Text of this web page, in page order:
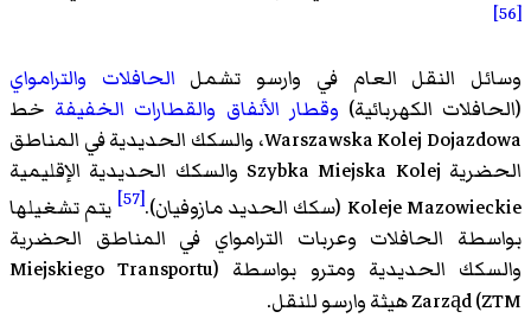
[56]
وسائل النقل العام في وارسو تشمل الحافلات والترامواي
(الحافلات الكهربائية) وقطار الأنفاق والقطارات الخفيفة خط
Warszawska Kolej Dojazdowa، والسكك الحديدية في المناطق
الحضرية Szybka Miejska Kolej والسكك الحديدية الإقليمية
Koleje Mazowieckie (سكك الحديد مازوفيان).
[57]
يتم تشغيلها
بواسطة الحافلات وعربات الترامواي في المناطق الحضرية
والسكك الحديدية ومترو بواسطة (Miejskiego Transportu
Zarząd (ZTM هيثة وارسو للنقل.